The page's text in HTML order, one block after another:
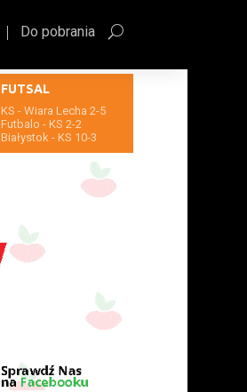
Do pobrania
FUTSAL
KS - Wiara Lecha 2-5
Futbalo - KS 2-2
Białystok - KS 10-3